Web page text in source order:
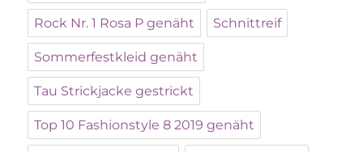
Rock Nr. 1 Rosa P genäht Schnittreif
Sommerfestkleid genäht
Tau Strickjacke gestrickt
Top 10 Fashionstyle 8 2019 genäht